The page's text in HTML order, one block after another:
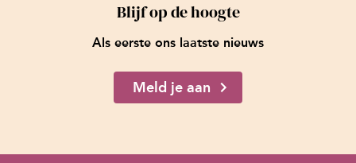
Blijf op de hoogte
Als eerste ons laatste nieuws
Meld je aan